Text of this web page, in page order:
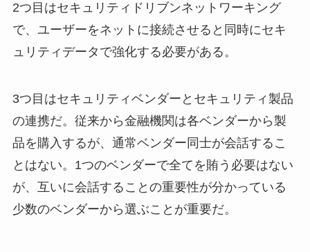
2つ目はセキュリティドリブンネットワーキング
で、ユーザーをネットに接続させると同時にセキ
ュリティデータで強化する必要がある。
3つ目はセキュリティベンダーとセキュリティ製品
の連携だ。従来から金融機関は各ベンダーから製
品を購入するが、通常ベンダー同士が会話するこ
とはない。1つのベンダーで全てを賄う必要はない
が、互いに会話することの重要性が分かっている
少数のベンダーから選ぶことが重要だ。